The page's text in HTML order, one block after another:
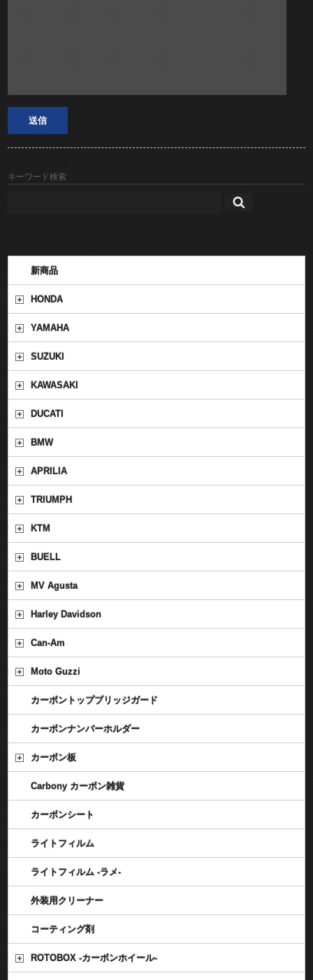
キーワード検索
新商品
HONDA
YAMAHA
SUZUKI
KAWASAKI
DUCATI
BMW
APRILIA
TRIUMPH
KTM
BUELL
MV Agusta
Harley Davidson
Can-Am
Moto Guzzi
カーボントップブリッジガード
カーボンナンバーホルダー
カーボン板
Carbony カーボン雑貨
カーボンシート
ライトフィルム
ライトフィルム -ラメ-
外装用クリーナー
コーティング剤
ROTOBOX -カーボンホイール-